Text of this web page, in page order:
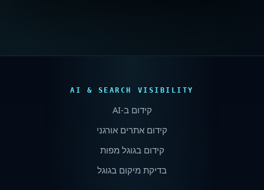
AI & SEARCH VISIBILITY
קידום ב-AI
קידום אתרים אורגני
קידום בגוגל מפות
בדיקת מיקום בגוגל